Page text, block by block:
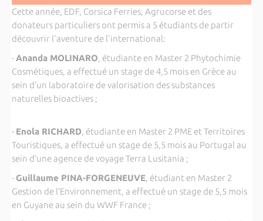
Cette année, EDF, Corsica Ferries, Agrucorse et des
donateurs particuliers ont permis a 5 étudiants de partir
découvrir l'aventure de l'international:
-Ananda MOLINARO, étudiante en Master 2 Phytochimie
Cosmétiques, a effectué un stage de 4,5 mois en Grèce au
sein d’un laboratoire de valorisation des substances
naturelles bioactives ;
- Enola RICHARD, étudiante en Master 2 PME et Territoires
Touristiques, a effectué un stage de 5,5 mois au Portugal au
sein d’une agence de voyage Terra Lusitania ;
- Guillaume PINA-FORGENEUVE, étudiant en Master 2
Gestion de l’Environnement, a effectué un stage de 5,5 mois
en Guyane au sein du WWF France ;